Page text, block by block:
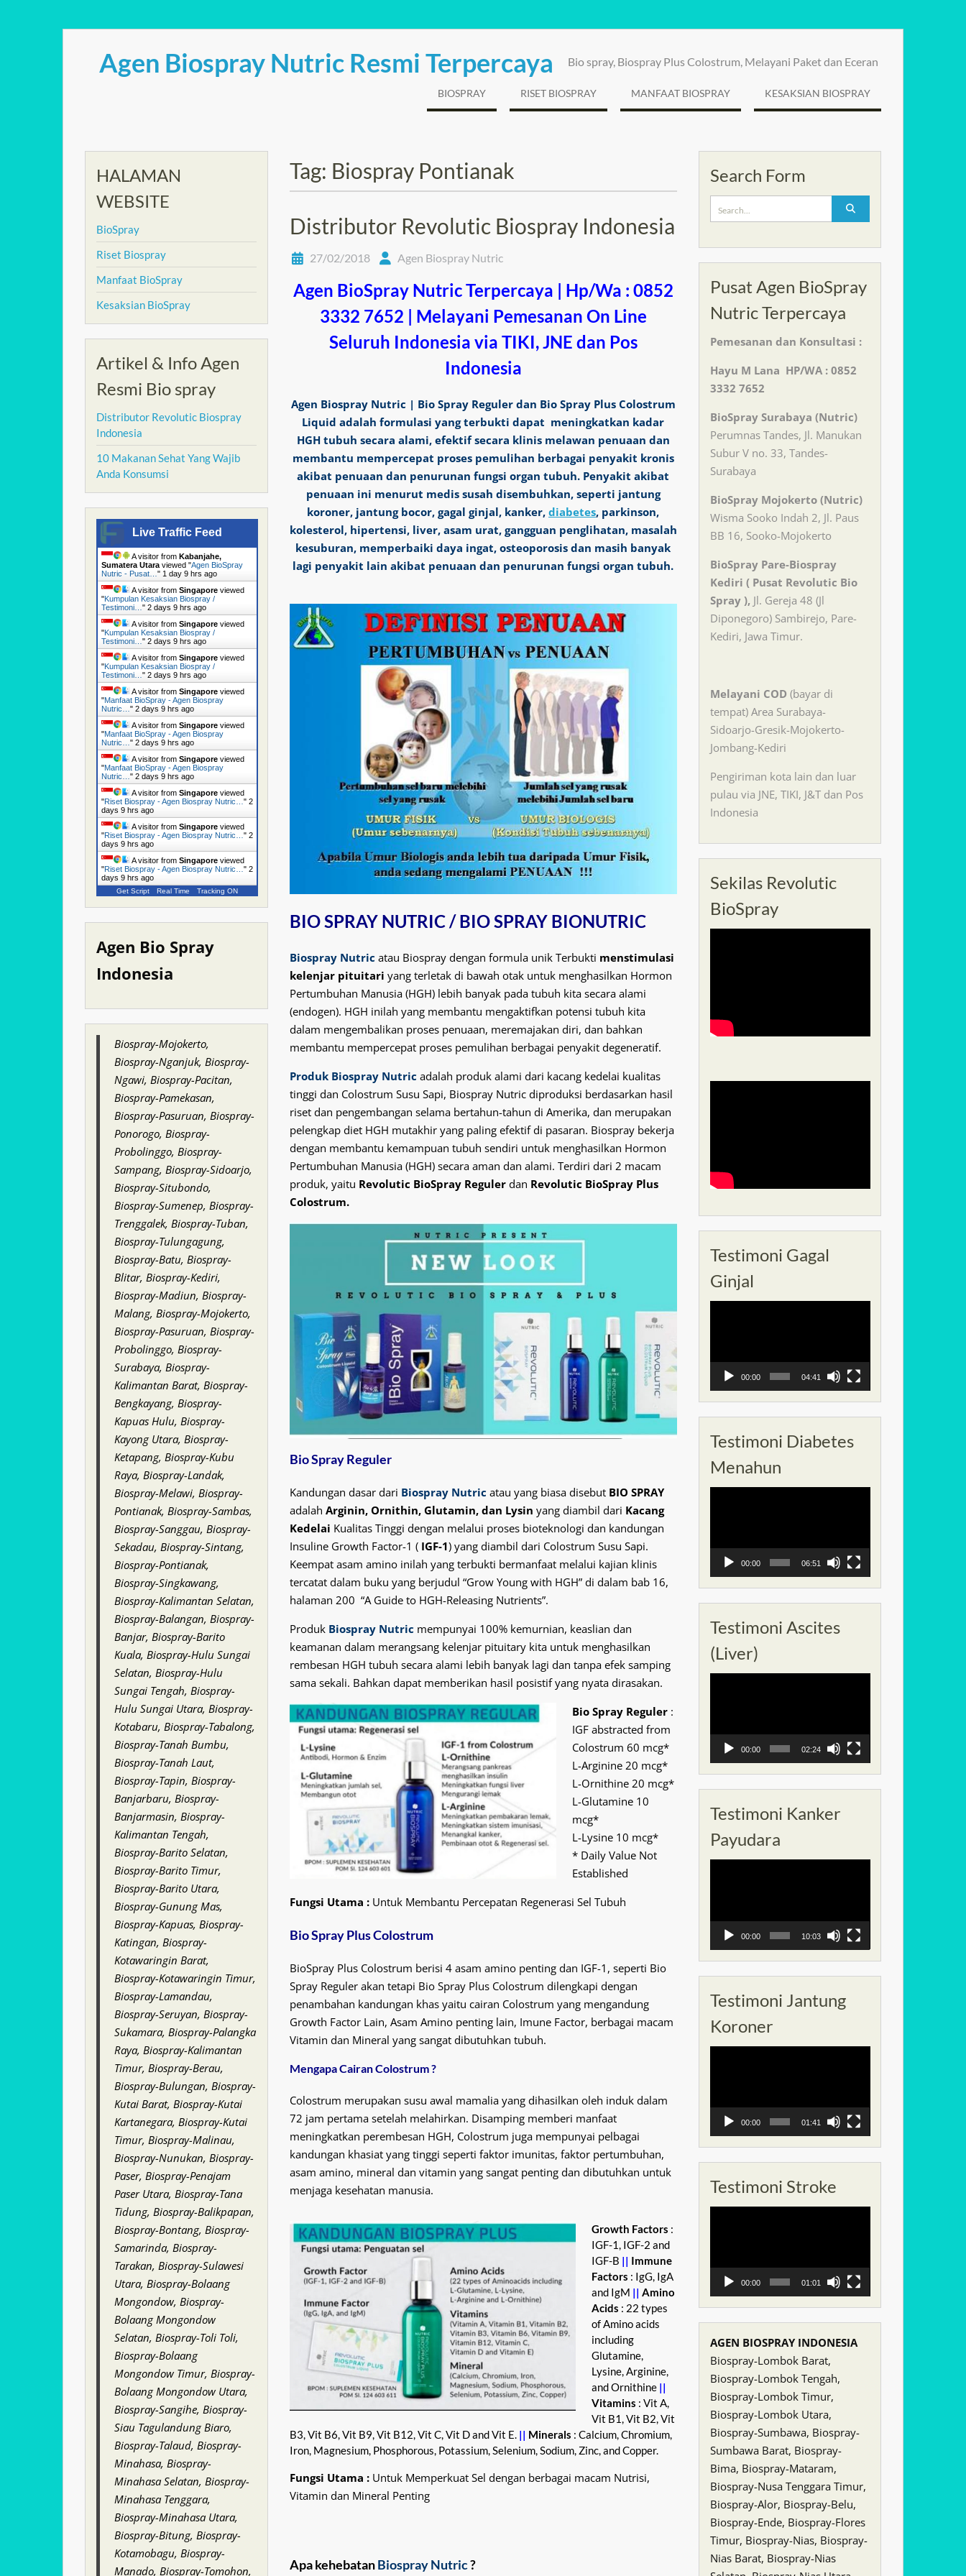
Agen Biospray Nutric Resmi Terpercaya Bio spray, Biospray Plus Colostrum, Melayani Paket dan Eceran
BIOSPRAY RISET BIOSPRAY MANFAAT BIOSPRAY KESAKSIAN BIOSPRAY
Tag: Biospray Pontianak
Distributor Revolutic Biospray Indonesia
27/02/2018 Agen Biospray Nutric
Agen BioSpray Nutric Terpercaya | Hp/Wa : 0852
3332 7652 | Melayani Pemesanan On Line
Seluruh Indonesia via TIKI, JNE dan Pos
Indonesia
Agen Biospray Nutric | Bio Spray Reguler dan Bio Spray Plus Colostrum
Liquid adalah formulasi yang terbukti dapat meningkatkan kadar
HGH tubuh secara alami, efektif secara klinis melawan penuaan dan
membantu mempercepat proses pemulihan berbagai penyakit kronis
akibat penuaan dan penurunan fungsi organ tubuh. Penyakit akibat
penuaan ini menurut medis susah disembuhkan, seperti jantung
koroner, jantung bocor, gagal ginjal, kanker, diabetes, parkinson,
kolesterol, hipertensi, liver, asam urat, gangguan penglihatan, masalah
kesuburan, memperbaiki daya ingat, osteoporosis dan masih banyak
lagi penyakit lain akibat penuaan dan penurunan fungsi organ tubuh.
BIO SPRAY NUTRIC / BIO SPRAY BIONUTRIC
Biospray Nutric atau Biospray dengan formula unik Terbukti menstimulasi
kelenjar pituitari yang terletak di bawah otak untuk menghasilkan Hormon
Pertumbuhan Manusia (HGH) lebih banyak pada tubuh kita secara alami
(endogen). HGH inilah yang membantu mengaktifkan potensi tubuh kita
dalam mengembalikan proses penuaan, meremajakan diri, dan bahkan
membantu mempercepat proses pemulihan berbagai penyakit degeneratif.
Produk Biospray Nutric adalah produk alami dari kacang kedelai kualitas
tinggi dan Colostrum Susu Sapi, Biospray Nutric diproduksi berdasarkan hasil
riset dan pengembangan selama bertahun-tahun di Amerika, dan merupakan
pelengkap diet HGH mutakhir yang paling efektif di pasaran. Biospray bekerja
dengan membantu kemampuan tubuh sendiri untuk menghasilkan Hormon
Pertumbuhan Manusia (HGH) secara aman dan alami. Terdiri dari 2 macam
produk, yaitu Revolutic BioSpray Regulerdan Revolutic BioSpray Plus
Colostrum.
Bio Spray Reguler
Kandungan dasar dari Biospray Nutric atau yang biasa disebut BIO SPRAY
adalah Arginin, Ornithin, Glutamin, dan Lysin yang diambil dari Kacang
Kedelai Kualitas Tinggi dengan melalui proses bioteknologi dan kandungan
Insuline Growth Factor-1 ( IGF-1) yang diambil dari Colostrum Susu Sapi.
Keempat asam amino inilah yang terbukti bermanfaat melalui kajian klinis
tercatat dalam buku yang berjudul “Grow Young with HGH” di dalam bab 16,
halaman 200 “A Guide to HGH-Releasing Nutrients”.
Produk Biospray Nutric mempunyai 100% kemurnian, keaslian dan
keamanan dalam merangsang kelenjar pituitary kita untuk menghasilkan
rembesan HGH tubuh secara alami lebih banyak lagi dan tanpa efek samping
sama sekali. Bahkan dapat memberikan hasil posistif yang nyata dirasakan.
Bio Spray Reguler :
IGF abstracted from
Colostrum 60 mcg*
L-Arginine 20 mcg*
L-Ornithine 20 mcg*
L-Glutamine 10
mcg*
L-Lysine 10 mcg*
* Daily Value Not
Established
Fungsi Utama :Untuk Membantu Percepatan Regenerasi Sel Tubuh
Bio Spray Plus Colostrum
BioSpray Plus Colostrum berisi 4 asam amino penting dan IGF-1, seperti Bio
Spray Reguler akan tetapi Bio Spray Plus Colostrum dilengkapi dengan
penambahan kandungan khas yaitu cairan Colostrum yang mengandung
Growth Factor Lain, Asam Amino penting lain, Imune Factor, berbagai macam
Vitamin dan Mineral yang sangat dibutuhkan tubuh.
Mengapa Cairan Colostrum ?
Colostrum merupakan susu awal mamalia yang dihasilkan oleh induk dalam
72 jam pertama setelah melahirkan. Disamping memberi manfaat
meningkatkan perembesan HGH, Colostrum juga mempunyai pelbagai
kandungan khasiat yang tinggi seperti faktor imunitas, faktor pertumbuhan,
asam amino, mineral dan vitamin yang sangat penting dan dibutuhkan untuk
menjaga kesehatan manusia.
Growth Factors :
IGF-1, IGF-2 and
IGF-B || Immune
Factors : IgG, IgA
and IgM || Amino
Acids : 22 types
of Amino acids
including
Glutamine,
Lysine, Arginine,
and Ornithine ||
Vitamins : Vit A,
Vit B1, Vit B2, Vit
B3, Vit B6, Vit B9, Vit B12, Vit C, Vit D and Vit E. || Minerals : Calcium, Chromium,
Iron, Magnesium, Phosphorous, Potassium, Selenium, Sodium, Zinc, and Copper.
Fungsi Utama :Untuk Memperkuat Sel dengan berbagai macam Nutrisi,
Vitamin dan Mineral Penting
Apa kehebatanBiospray Nutric?
Search Form
for:
Pusat Agen BioSpray
Nutric Terpercaya
Pemesanan dan Konsultasi :
Hayu M Lana HP/WA : 0852
3332 7652
BioSpray Surabaya (Nutric)
Perumnas Tandes, Jl. Manukan
Subur V no. 33, Tandes-
Surabaya
BioSpray Mojokerto (Nutric)
Wisma Sooko Indah 2, Jl. Paus
BB 16, Sooko-Mojokerto
BioSpray Pare-Biospray
Kediri ( Pusat Revolutic Bio
Spray ), Jl. Gereja 48 (Jl
Diponegoro) Sambirejo, Pare-
Kediri, Jawa Timur.
Melayani COD (bayar di
tempat) Area Surabaya-
Sidoarjo-Gresik-Mojokerto-
Jombang-Kediri
Pengiriman kota lain dan luar
pulau via JNE, TIKI, J&T dan Pos
Indonesia
Sekilas Revolutic
BioSpray
Testimoni Gagal
Ginjal
00:00 04:41
Testimoni Diabetes
Menahun
00:00 06:51
Testimoni Ascites
(Liver)
00:00 02:24
Testimoni Kanker
Payudara
00:00 10:03
Testimoni Jantung
Koroner
00:00 01:41
Testimoni Stroke
00:00 01:01
AGEN BIOSPRAY INDONESIA
Biospray-Lombok Barat,
Biospray-Lombok Tengah,
Biospray-Lombok Timur,
Biospray-Lombok Utara,
Biospray-Sumbawa, Biospray-
Sumbawa Barat, Biospray-
Bima, Biospray-Mataram,
Biospray-Nusa Tenggara Timur,
Biospray-Alor, Biospray-Belu,
Biospray-Ende, Biospray-Flores
Timur, Biospray-Nias, Biospray-
Nias Barat, Biospray-Nias
HALAMAN
WEBSITE
BioSpray
Riset Biospray
Manfaat BioSpray
Kesaksian BioSpray
Artikel & Info Agen
Resmi Bio spray
Distributor Revolutic Biospray
Indonesia
10 Makanan Sehat Yang Wajib
Anda Konsumsi
Live Traffic Feed
A visitor from Kabanjahe,
Sumatera Utara viewed "Agen BioSpray
Nutric - Pusat… " 1 day 9 hrs ago
A visitor from Singapore viewed
"Kumpulan Kesaksian Biospray /
Testimoni… " 2 days 9 hrs ago
A visitor from Singapore viewed
"Kumpulan Kesaksian Biospray /
Testimoni… " 2 days 9 hrs ago
A visitor from Singapore viewed
"Kumpulan Kesaksian Biospray /
Testimoni… " 2 days 9 hrs ago
A visitor from Singapore viewed
"Manfaat BioSpray - Agen Biospray
Nutric… " 2 days 9 hrs ago
A visitor from Singapore viewed
"Manfaat BioSpray - Agen Biospray
Nutric… " 2 days 9 hrs ago
A visitor from Singapore viewed
"Manfaat BioSpray - Agen Biospray
Nutric… " 2 days 9 hrs ago
A visitor from Singapore viewed
"Riset Biospray - Agen Biospray Nutric… " 2
days 9 hrs ago
A visitor from Singapore viewed
"Riset Biospray - Agen Biospray Nutric… " 2
days 9 hrs ago
A visitor from Singapore viewed
"Riset Biospray - Agen Biospray Nutric… " 2
days 9 hrs ago
Get Script Real Time Tracking ON
Agen Bio Spray
Indonesia
Biospray-Mojokerto,
Biospray-Nganjuk, Biospray-
Ngawi, Biospray-Pacitan,
Biospray-Pamekasan,
Biospray-Pasuruan, Biospray-
Ponorogo, Biospray-
Probolinggo, Biospray-
Sampang, Biospray-Sidoarjo,
Biospray-Situbondo,
Biospray-Sumenep, Biospray-
Trenggalek, Biospray-Tuban,
Biospray-Tulungagung,
Biospray-Batu, Biospray-
Blitar, Biospray-Kediri,
Biospray-Madiun, Biospray-
Malang, Biospray-Mojokerto,
Biospray-Pasuruan, Biospray-
Probolinggo, Biospray-
Surabaya, Biospray-
Kalimantan Barat, Biospray-
Bengkayang, Biospray-
Kapuas Hulu, Biospray-
Kayong Utara, Biospray-
Ketapang, Biospray-Kubu
Raya, Biospray-Landak,
Biospray-Melawi, Biospray-
Pontianak, Biospray-Sambas,
Biospray-Sanggau, Biospray-
Sekadau, Biospray-Sintang,
Biospray-Pontianak,
Biospray-Singkawang,
Biospray-Kalimantan Selatan,
Biospray-Balangan, Biospray-
Banjar, Biospray-Barito
Kuala, Biospray-Hulu Sungai
Selatan, Biospray-Hulu
Sungai Tengah, Biospray-
Hulu Sungai Utara, Biospray-
Kotabaru, Biospray-Tabalong,
Biospray-Tanah Bumbu,
Biospray-Tanah Laut,
Biospray-Tapin, Biospray-
Banjarbaru, Biospray-
Banjarmasin, Biospray-
Kalimantan Tengah,
Biospray-Barito Selatan,
Biospray-Barito Timur,
Biospray-Barito Utara,
Biospray-Gunung Mas,
Biospray-Kapuas, Biospray-
Katingan, Biospray-
Kotawaringin Barat,
Biospray-Kotawaringin Timur,
Biospray-Lamandau,
Biospray-Seruyan, Biospray-
Sukamara, Biospray-Palangka
Raya, Biospray-Kalimantan
Timur, Biospray-Berau,
Biospray-Bulungan, Biospray-
Kutai Barat, Biospray-Kutai
Kartanegara, Biospray-Kutai
Timur, Biospray-Malinau,
Biospray-Nunukan, Biospray-
Paser, Biospray-Penajam
Paser Utara, Biospray-Tana
Tidung, Biospray-Balikpapan,
Biospray-Bontang, Biospray-
Samarinda, Biospray-
Tarakan, Biospray-Sulawesi
Utara, Biospray-Bolaang
Mongondow, Biospray-
Bolaang Mongondow
Selatan, Biospray-Toli Toli,
Biospray-Bolaang
Mongondow Timur, Biospray-
Bolaang Mongondow Utara,
Biospray-Sangihe, Biospray-
Siau Tagulandung Biaro,
Biospray-Talaud, Biospray-
Minahasa, Biospray-
Minahasa Selatan, Biospray-
Minahasa Tenggara,
Biospray-Minahasa Utara,
Biospray-Bitung, Biospray-
Kotamobagu, Biospray-
Manado, Biospray-Tomohon,